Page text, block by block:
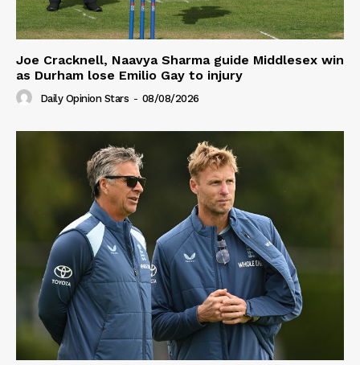
Joe Cracknell, Naavya Sharma guide Middlesex win
as Durham lose Emilio Gay to injury
Daily Opinion Stars - 08/08/2026